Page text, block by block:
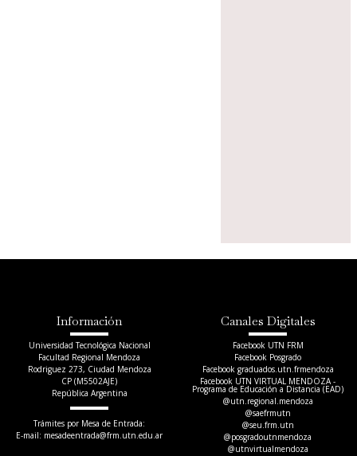
Información
Universidad Tecnológica Nacional
Facultad Regional Mendoza
Rodriguez 273, Ciudad Mendoza
CP (M5502AJE)
República Argentina
Trámites por Mesa de Entrada:
E-mail: mesadeentrada@frm.utn.edu.ar​
Canales Digitales
Facebook UTN FRM
Facebook Posgrado
Facebook graduados.utn.frmendoza
Facebook UTN VIRTUAL MENDOZA -
Programa de Educación a Distancia (EAD)
@utn.regional.mendoza
@saefrmutn
@seu.frm.utn
@posgradoutnmendoza
@utnvirtualmendoza